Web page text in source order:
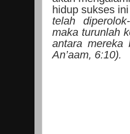
hidup sukses
telah
maka turunlah
antara mereka
An’aam, 6:10).